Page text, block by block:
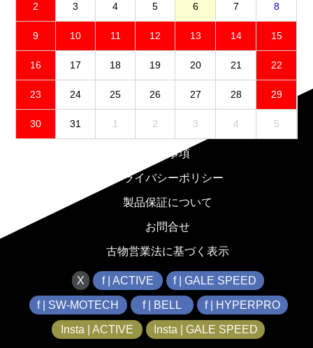
2 3 4 5 6 7 8
9 10 11 12 13 14 15
16 17 18 19 20 21 22
23 24 25 26 27 28 29
30 31 1 2 3 4 5
免責事項
プライバシーポリシー
製品保証について
お問合せ
古物営業法に基づく表示
X f | ACTIVE f | GALE SPEED
f | SW-MOTECH f | BELL f | HYPERPRO
Insta | ACTIVE Insta | GALE SPEED